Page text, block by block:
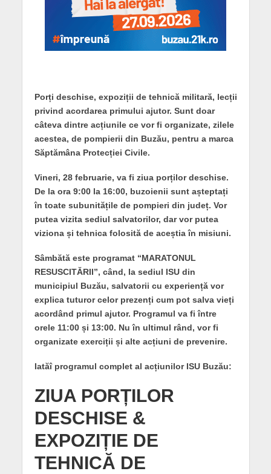
Porți deschise, expoziții de tehnică militară, lecții
privind acordarea primului ajutor. Sunt doar
câteva dintre acțiunile ce vor fi organizate, zilele
acestea, de pompierii din Buzău, pentru a marca
Săptămâna Protecției Civile.
Vineri, 28 februarie, va fi ziua porților deschise.
De la ora 9:00 la 16:00, buzoienii sunt așteptați
în toate subunitățile de pompieri din județ. Vor
putea vizita sediul salvatorilor, dar vor putea
viziona și tehnica folosită de aceștia în misiuni.
Sâmbătă este programat “MARATONUL
RESUSCITĂRII”, când, la sediul ISU din
municipiul Buzău, salvatorii cu experiență vor
explica tuturor celor prezenți cum pot salva vieți
acordând primul ajutor. Programul va fi între
orele 11:00 și 13:00. Nu în ultimul rând, vor fi
organizate exerciții și alte acțiuni de prevenire.
Iatăî programul complet al acțiunilor ISU Buzău:
ZIUA PORȚILOR
DESCHISE &
EXPOZIȚIE DE
TEHNICĂ DE